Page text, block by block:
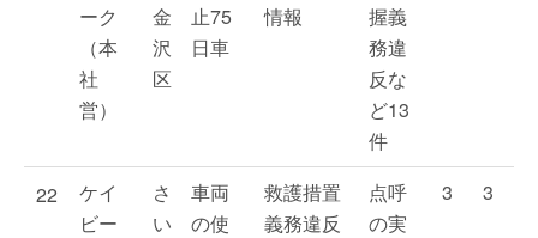
ーク
（本
社
営）
金
沢
区
止75
日車
情報
握義
務違
反な
ど13
件
22
ケイ
ビー
さ
い
車両
の使
救護措置
義務違反
点呼
の実
3 3